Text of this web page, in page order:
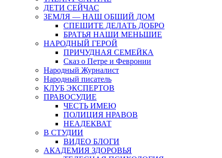
ДЕТИ СЕЙЧАС
ЗЕМЛЯ — НАШ ОБЩИЙ ДОМ
СПЕШИТЕ ДЕЛАТЬ ДОБРО
БРАТЬЯ НАШИ МЕНЬШИЕ
НАРОДНЫЙ ГЕРОЙ
ПРИЧУДНАЯ СЕМЕЙКА
Сказ о Петре и Февронии
Народный Журналист
Народный писатель
КЛУБ ЭКСПЕРТОВ
ПРАВОСУДИЕ
ЧЕСТЬ ИМЕЮ
ПОЛИЦИЯ НРАВОВ
НЕАДЕКВАТ
В СТУДИИ
ВИДЕО БЛОГИ
АКАДЕМИЯ ЗДОРОВЬЯ